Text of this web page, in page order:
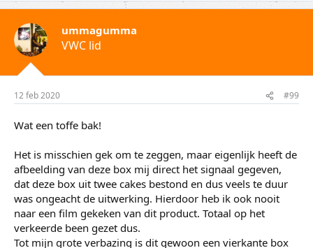
ummagumma
VWC lid
12 feb 2020 #99
Wat een toffe bak!
Het is misschien gek om te zeggen, maar eigenlijk heeft de
afbeelding van deze box mij direct het signaal gegeven,
dat deze box uit twee cakes bestond en dus veels te duur
was ongeacht de uitwerking. Hierdoor heb ik ook nooit
naar een film gekeken van dit product. Totaal op het
verkeerde been gezet dus.
Tot mijn grote verbazing is dit gewoon een vierkante box